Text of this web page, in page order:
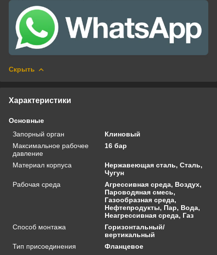
Скрыть
Характеристики
Основные
Запорный орган
Клиновый
Максимальное рабочее
давление
16 бар
Материал корпуса
Нержавеющая сталь, Сталь,
Чугун
Рабочая среда
Агрессивная среда, Воздух,
Пароводяная смесь,
Газообразная среда,
Нефтепродукты, Пар, Вода,
Неагрессивная среда, Газ
Способ монтажа
Горизонтальный/
вертикальный
Тип присоединения
Фланцевое